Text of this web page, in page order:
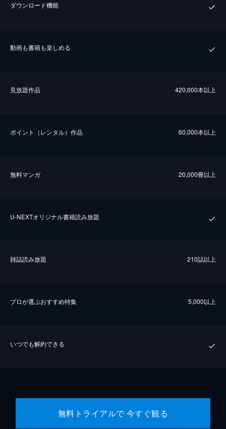
ダウンロード機能
動画も書籍も楽しめる
⾒放題作品 420,000本以上
ポイント（レンタル）作品 60,000本以上
無料マンガ 20,000冊以上
U-NEXTオリジナル書籍読み放題
雑誌読み放題 210誌以上
プロが選ぶおすすめ特集 5,000以上
いつでも解約できる
無料トライアルで 今すぐ観る